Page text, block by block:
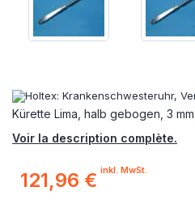
Kürette Lima, halb gebogen, 3
Voir la description complète.
121,96 € inkl. MwSt.